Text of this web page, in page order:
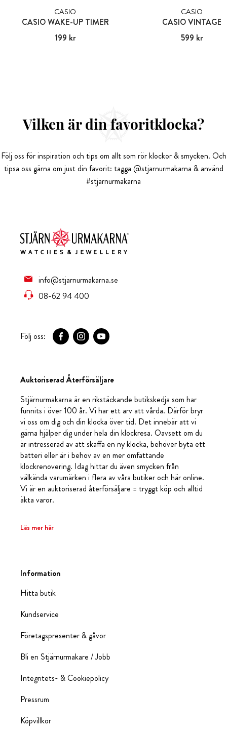
CASIO
CASIO WAKE-UP TIMER
Pris:199 kr
199 kr
CASIO
CASIO VINTAGE
Pris:599 kr
599 kr
Vilken är din favoritklocka?
Följ oss för inspiration och tips om allt som rör klockor & smycken. Och
tipsa oss gärna om just din favorit: tagga @stjarnurmakarna & använd
#stjarnurmakarna
info@stjarnurmakarna.se
08-62 94 400
Följ oss:
Auktoriserad Återförsäljare
Stjärnurmakarna är en rikstäckande butikskedja som har
funnits i över 100 år. Vi har ett arv att vårda. Därför bryr
vi oss om dig och din klocka över tid. Det innebär att vi
gärna hjälper dig under hela din klockresa. Oavsett om du
är intresserad av att skaffa en ny klocka, behöver byta ett
batteri eller är i behov av en mer omfattande
klockrenovering. Idag hittar du även smycken från
välkända varumärken i flera av våra butiker och här online.
Vi är en auktoriserad återförsäljare = tryggt köp och alltid
äkta varor.
Läs mer här
Information
Hitta butik
Kundservice
Företagspresenter & gåvor
Bli en Stjärnurmakare / Jobb
Integritets- & Cookiepolicy
Pressrum
Köpvillkor